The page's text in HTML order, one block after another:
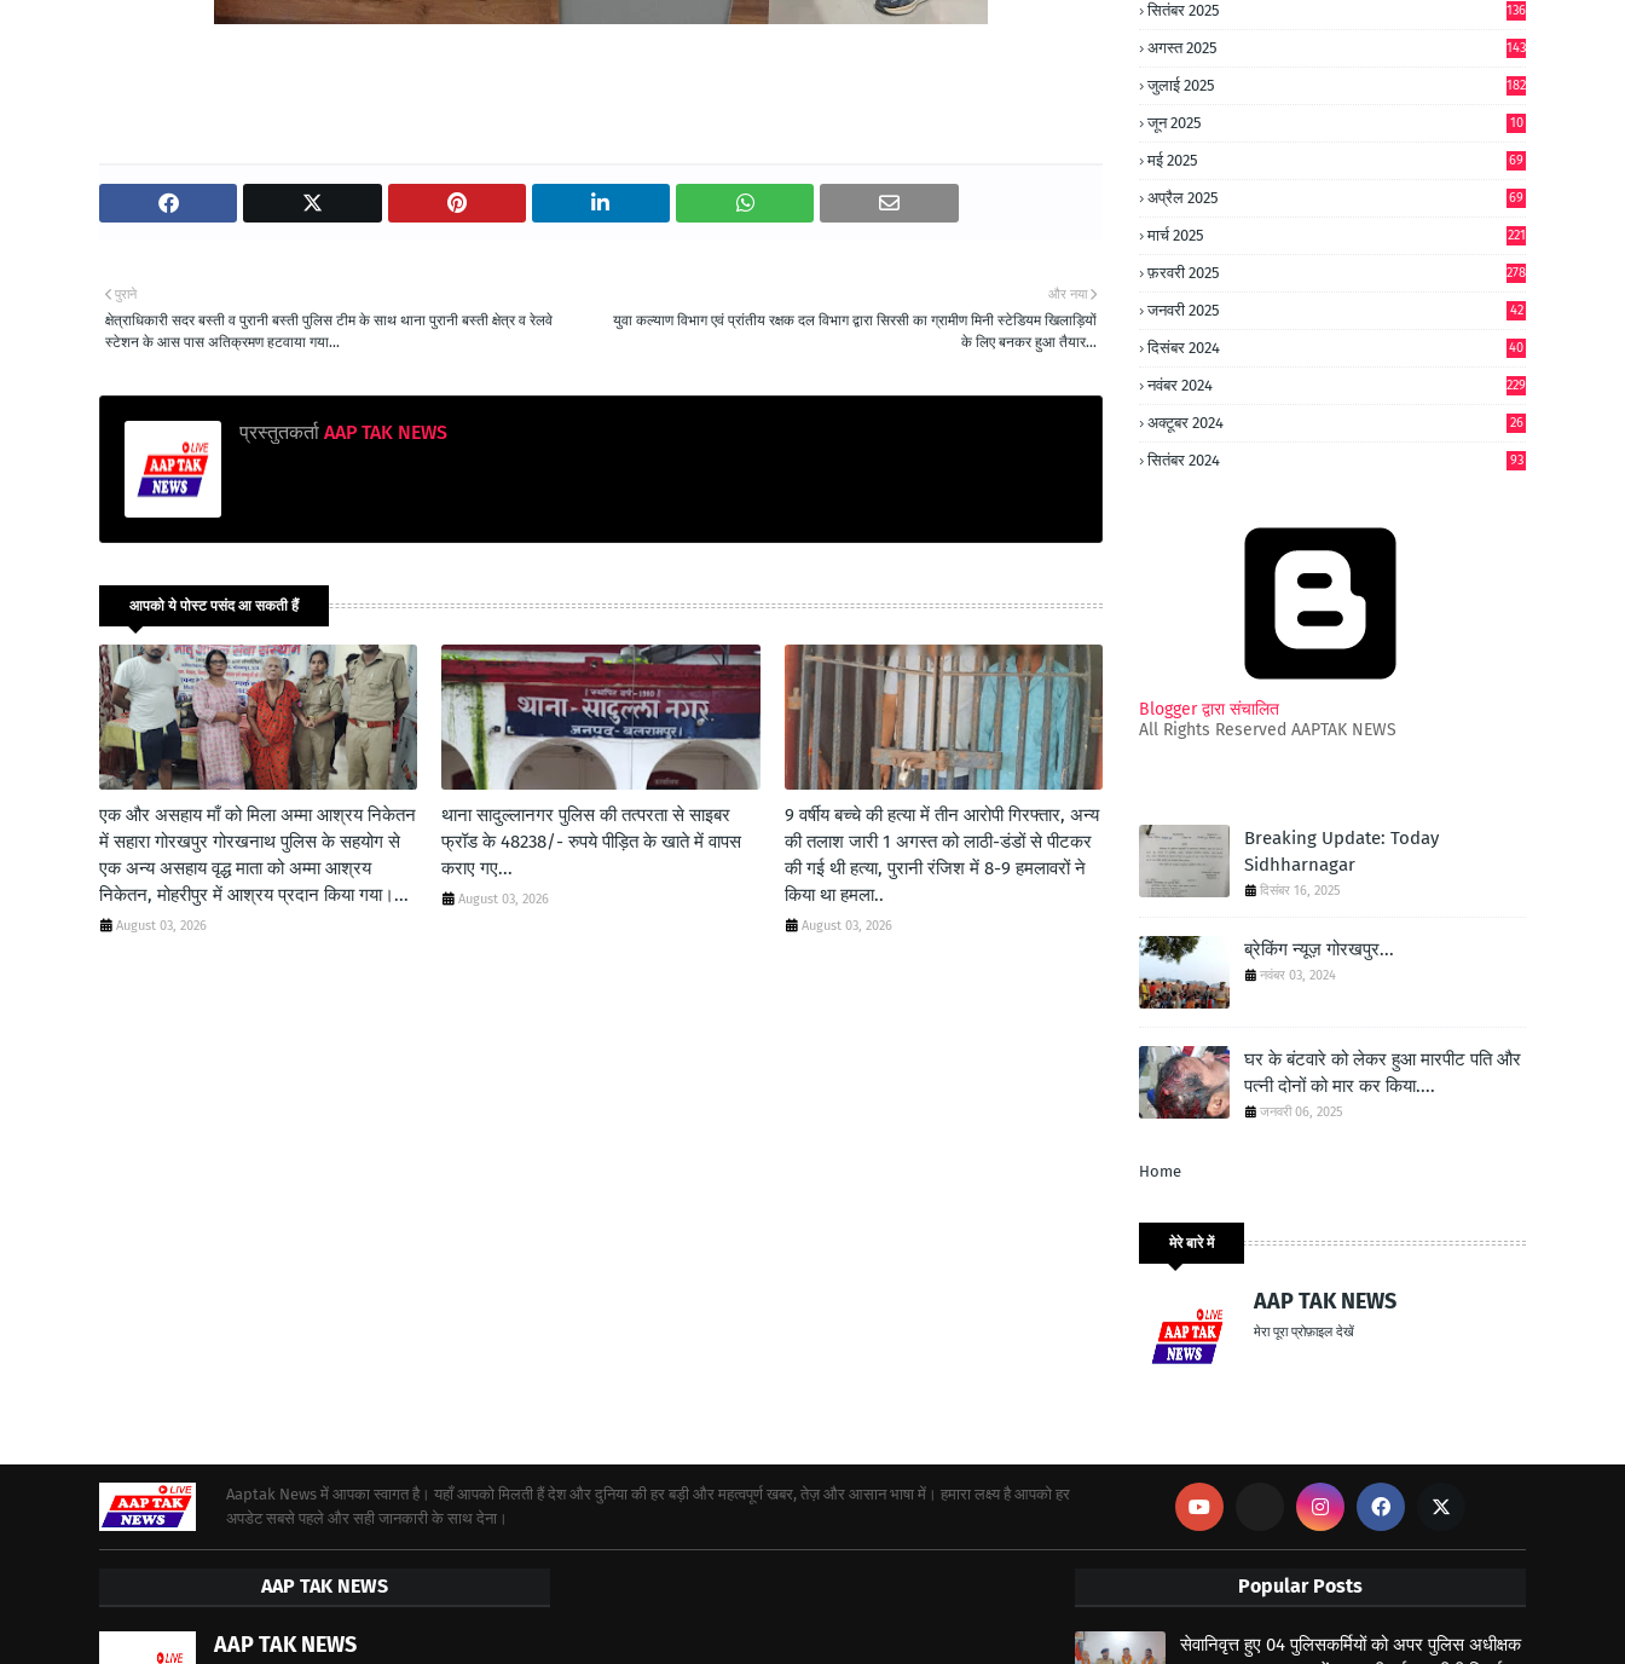
और नया
युवा कल्याण विभाग एवं प्रांतीय रक्षक दल विभाग द्वारा सिरसी का ग्रामीण मिनी स्टेडियम खिलाड़ियों
के लिए बनकर हुआ तैयार...
पुराने
क्षेत्राधिकारी सदर बस्ती व पुरानी बस्ती पुलिस टीम के साथ थाना पुरानी बस्ती क्षेत्र व रेलवे
स्टेशन के आस पास अतिक्रमण हटवाया गया...
प्रस्तुतकर्ता AAP TAK NEWS
आपको ये पोस्ट पसंद आ सकती हैं
एक और असहाय माँ को मिला अम्मा आश्रय निकेतन
में सहारा गोरखपुर गोरखनाथ पुलिस के सहयोग से
एक अन्य असहाय वृद्ध माता को अम्मा आश्रय
निकेतन, मोहरीपुर में आश्रय प्रदान किया गया।...
August 03, 2026
थाना सादुल्लानगर पुलिस की तत्परता से साइबर
फ्रॉड के 48238/- रुपये पीड़ित के खाते में वापस
कराए गए...
August 03, 2026
9 वर्षीय बच्चे की हत्या में तीन आरोपी गिरफ्तार, अन्य
की तलाश जारी 1 अगस्त को लाठी-डंडों से पीटकर
की गई थी हत्या, पुरानी रंजिश में 8-9 हमलावरों ने
किया था हमला..
August 03, 2026
सितंबर 2025 136
अगस्त 2025 143
जुलाई 2025 182
जून 2025
10
मई 2025 69
अप्रैल 2025 69
मार्च 2025 221
फ़रवरी 2025 278
जनवरी 2025
42
दिसंबर 2024
40
नवंबर 2024 229
अक्टूबर 2024
26
सितंबर 2024 93
Blogger द्वारा संचालित
All Rights Reserved AAPTAK NEWS
Breaking Update: Today
Sidhharnagar
दिसंबर 16, 2025
ब्रेकिंग न्यूज़ गोरखपुर...
नवंबर 03, 2024
घर के बंटवारे को लेकर हुआ मारपीट पति और
पत्नी दोनों को मार कर किया....
जनवरी 06, 2025
Home
मेरे बारे में
AAP TAK NEWS
मेरा पूरा प्रोफ़ाइल देखें
Aaptak News में आपका स्वागत है। यहाँ आपको मिलती हैं देश और दुनिया की हर बड़ी और महत्वपूर्ण खबर, तेज़ और आसान भाषा में। हमारा लक्ष्य है आपको हर
अपडेट सबसे पहले और सही जानकारी के साथ देना।
AAP TAK NEWS
AAP TAK NEWS
Popular Posts
सेवानिवृत्त हुए 04 पुलिसकर्मियों को अपर पुलिस अधीक्षक